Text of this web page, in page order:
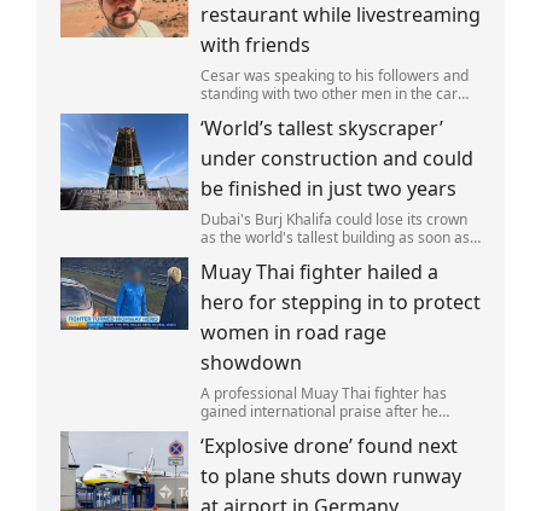
restaurant while livestreaming
with friends
Cesar was speaking to his followers and
standing with two other men in the car
happened.
‘World’s tallest skyscraper’
under construction and could
be finished in just two years
Dubai's Burj Khalifa could lose its crown
as the world's tallest building as soon as
continues at pace.
Muay Thai fighter hailed a
hero for stepping in to protect
women in road rage
showdown
A professional Muay Thai fighter has
gained international praise after he
a road rage incident.
‘Explosive drone’ found next
to plane shuts down runway